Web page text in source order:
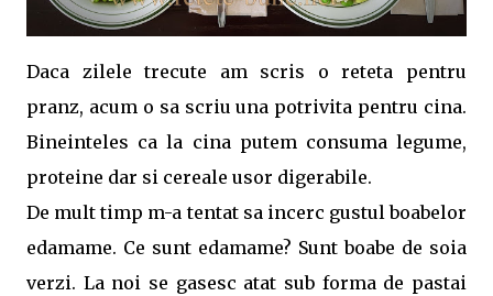
Daca zilele trecute am scris o reteta pentru
pranz, acum o sa scriu una potrivita pentru cina.
Bineinteles ca la cina putem consuma legume,
proteine dar si cereale usor digerabile.
De mult timp m-a tentat sa incerc gustul boabelor
edamame. Ce sunt edamame? Sunt boabe de soia
verzi. La noi se gasesc atat sub forma de pastai